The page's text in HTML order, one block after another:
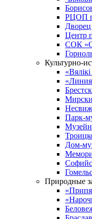
РЦОП
Центр
СОК
Культурно-
Парк-
Дом-
Природные